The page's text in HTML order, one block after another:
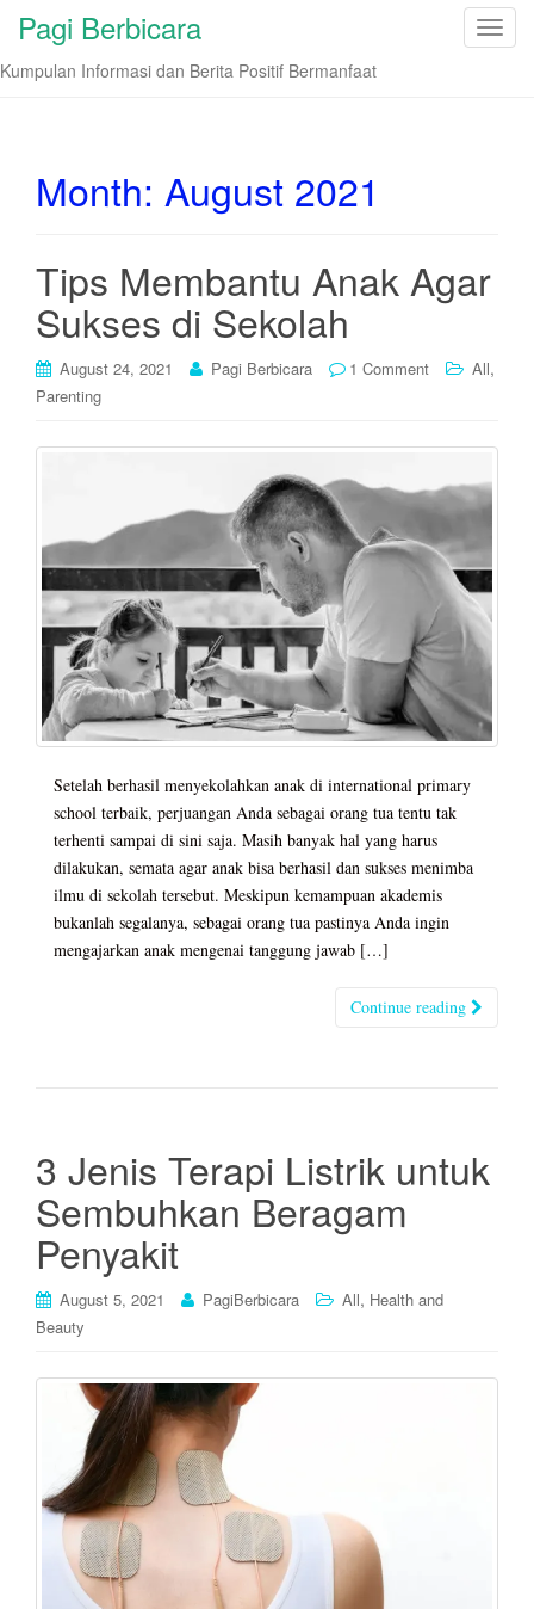
T
i
n
Pagi Berbicara
Kumpulan Informasi dan Berita Positif Bermanfaat
Month: August 2021
Tips Membantu Anak Agar
Sukses di Sekolah
August 24, 2021 Pagi Berbicara 1 Comment All,
Parenting
Setelah berhasil menyekolahkan anak di international primary
school terbaik, perjuangan Anda sebagai orang tua tentu tak
terhenti sampai di sini saja. Masih banyak hal yang harus
dilakukan, semata agar anak bisa berhasil dan sukses menimba
ilmu di sekolah tersebut. Meskipun kemampuan akademis
bukanlah segalanya, sebagai orang tua pastinya Anda ingin
mengajarkan anak mengenai tanggung jawab […]
Continue reading
3 Jenis Terapi Listrik untuk
Sembuhkan Beragam
Penyakit
August 5, 2021 PagiBerbicara All, Health and
Beauty